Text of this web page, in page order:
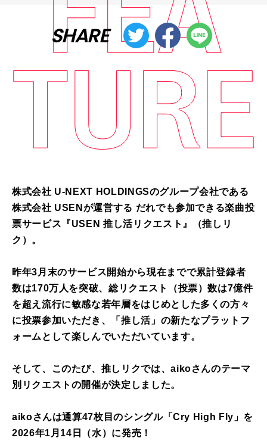
SHARE
株式会社 U-NEXT HOLDINGSのグループ会社である
株式会社 USENが運営する だれでも参加できる楽曲投
票サービス『USEN 推し活リクエスト』（推しリ
ク）。
昨年3月末のサービス開始から現在までで累計登録者
数は170万人を突破、総リクエスト（投票）数は7億件
を超え 流行に敏感な若年層をはじめとした多くの方々
に投票参加いただき、「推し活」の新たなプラットフ
ォームとして楽しんでいただいています。
そして、 このたび、推しリクでは、aikoさんのテーマ
別リクエストの開催が決定しました。
aikoさんは通算47枚目のシングル「Cry High Fly」を
2026年1月14日（水）に発売！